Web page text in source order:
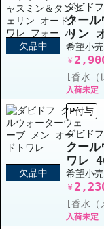
欠品中
ダビドフ
クール
リン
希望小
￥
[香水（
入荷未定
欠品中
P付与
ダビドフ
クー
ワレ
希望小
￥
[香水（
入荷未定